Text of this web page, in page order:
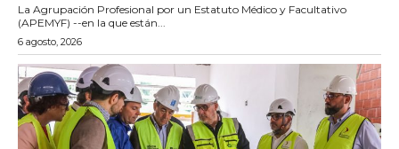
La Agrupación Profesional por un Estatuto Médico y Facultativo
(APEMYF) --en la que están...
6 agosto, 2026